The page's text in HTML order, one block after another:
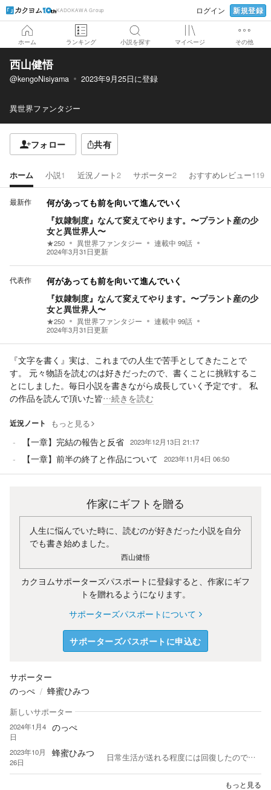
KADOKAWA Group ログイン 新規登録
ホーム ランキング 小説を探す マイページ その他
西山健悟
@kengoNisiyama 2023年9月25日に登録
異世界ファンタジー
フォロー 共有
ホーム 小説1 近況ノート2 サポーター2 おすすめレビュー119
最新作 何があっても前を向いて進んでいく
『奴隷制度』なんて変えてやります。〜プラント産の少
女と異世界人〜
★250 異世界ファンタジー 連載中 99話
2024年3月31日更新
代表作 何があっても前を向いて進んでいく
『奴隷制度』なんて変えてやります。〜プラント産の少
女と異世界人〜
★250 異世界ファンタジー 連載中 99話
2024年3月31日更新
『文字を書く』実は、これまでの人生で苦手としてきたことで
す。 元々物語を読むのは好きだったので、書くことに挑戦するこ
とにしました。毎日小説を書きながら成長していく予定です。 私
の作品を読んで頂いた皆…続きを読む
近況ノート もっと見る
【一章】完結の報告と反省 2023年12月13日 21:17
【一章】前半の終了と作品について 2023年11月4日 06:50
作家にギフトを贈る
人生に悩んでいた時に、読むのが好きだった小説を自分
でも書き始めました。
西山健悟
カクヨムサポーターズパスポートに登録すると、作家にギフ
トを贈れるようになります。
サポーターズパスポートについて
サポーターズパスポートに申込む
サポーター
のっぺ
蜂蜜ひみつ
新しいサポーター
2024年1月4
日
のっぺ
2023年10月
26日
蜂蜜ひみつ 日常生活が送れる程度には回復したのですが。 両手が少し不自由になってしまいました。 Web操作は症状悪化させるので、寂しいですがカクヨム活動は下火となります。 ＊基本口述記入、手を使っての直しとのハイブリットでカク、お耳から聞くでヨムします。 ＊現在。コメントをくださるお方にしか、自分から滅多にコメントを書き込まない、コメント返信が遅い、のはそんなワケです。ごめんなさい。 ＊コメントおよびコメント返信内で、『何言ってんじゃこいつ』レベルの意味のわからない誤字を、しょっちゅうぶちかますのは。口述機能の謎変換のせいなんです。あんまり見直さないで、ペって送信しちゃってるんで。脳みそは正常です(笑) ＊作品内の誤字脱字報告は大歓迎です。ご親切にありがとうございます。 ＊サポーターさま🍀限定ノート🍀【目録】を作っています。https://kakuyomu.jp/works/16818093074689559348 ＊カクは１週間に１度長編更新。 ＊作家さまへ。ヨムは読み合い様の作品を２週間で２話お訪ね頻度です。 遅いながらも私は真面目に読み返しをするタイプゆえ。今ひとつ蜂蜜ひみつ作品は自分にはしっくりこないなぁ、と思った段階で。スッと引いていただけると、私も引き際を心得ておりますので、ありがたいです。
もっと見る